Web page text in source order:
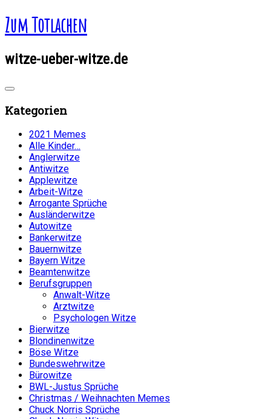
Zum Totlachen
witze-ueber-witze.de
Kategorien
2021 Memes
Alle Kinder…
Anglerwitze
Antiwitze
Applewitze
Arbeit-Witze
Arrogante Sprüche
Ausländerwitze
Autowitze
Bankerwitze
Bauernwitze
Bayern Witze
Beamtenwitze
Berufsgruppen
Anwalt-Witze
Arztwitze
Psychologen Witze
Bierwitze
Blondinenwitze
Böse Witze
Bundeswehrwitze
Bürowitze
BWL-Justus Sprüche
Christmas / Weihnachten Memes
Chuck Norris Sprüche